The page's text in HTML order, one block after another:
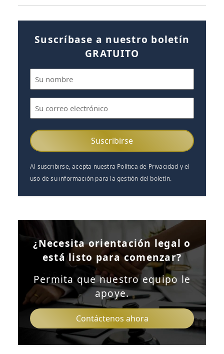
Suscríbase a nuestro boletín
GRATUITO
(Obligatorio)
Al suscribirse, acepta nuestra Política de Privacidad y el
uso de su información para la gestión del boletín.
¿Necesita orientación legal o
está listo para comenzar?
Permita que nuestro equipo le
apoye.
Contáctenos ahora